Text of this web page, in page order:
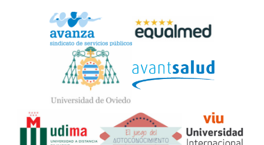
Widget
Logos